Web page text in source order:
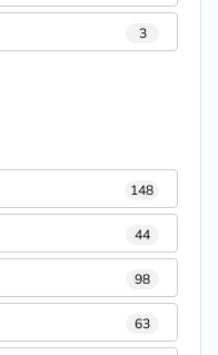
3
148
44
98
63